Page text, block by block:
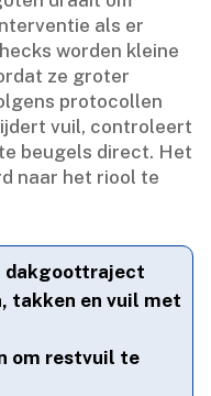
als er
worden kleine
ze groter
protocollen
vuil, controleert
beugels direct.​ Het
naar het riool te
dakgoottraject
takken en vuil met
om restvuil te